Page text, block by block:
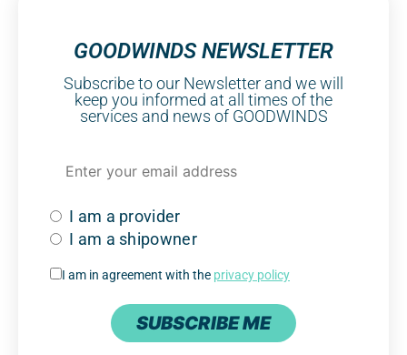
GOODWINDS NEWSLETTER
Subscribe to our Newsletter and we will
keep you informed at all times of the
services and news of GOODWINDS
I am a provider
I am a shipowner
I am in agreement with the privacy policy
SUBSCRIBE ME